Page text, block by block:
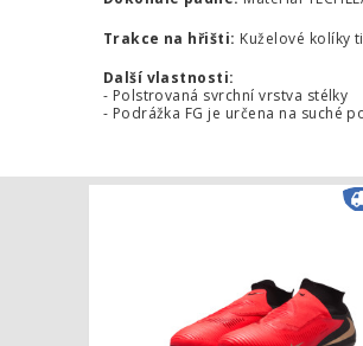
Trakce na hřišti: Kuželové kolíky
Další vlastnosti:
- Polstrovaná svrchní vrstva stélky
- Podrážka FG je určena na suché